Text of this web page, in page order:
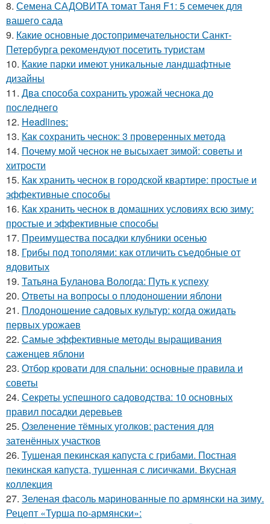
8. Семена САДОВИТА томат Таня F1: 5 семечек для
вашего сада
9. Какие основные достопримечательности Санкт-
Петербурга рекомендуют посетить туристам
10. Какие парки имеют уникальные ландшафтные
дизайны
11. Два способа сохранить урожай чеснока до
последнего
12. Headlines:
13. Как сохранить чеснок: 3 проверенных метода
14. Почему мой чеснок не высыхает зимой: советы и
хитрости
15. Как хранить чеснок в городской квартире: простые и
эффективные способы
16. Как хранить чеснок в домашних условиях всю зиму:
простые и эффективные способы
17. Преимущества посадки клубники осенью
18. Грибы под тополями: как отличить съедобные от
ядовитых
19. Татьяна Буланова Вологда: Путь к успеху
20. Ответы на вопросы о плодоношении яблони
21. Плодоношение садовых культур: когда ожидать
первых урожаев
22. Самые эффективные методы выращивания
саженцев яблони
23. Отбор кровати для спальни: основные правила и
советы
24. Секреты успешного садоводства: 10 основных
правил посадки деревьев
25. Озеленение тёмных уголков: растения для
затенённых участков
26. Тушеная пекинская капуста с грибами. Постная
пекинская капуста, тушенная с лисичками. Вкусная
коллекция
27. Зеленая фасоль маринованные по армянски на зиму.
Рецепт «Турша по-армянски»: